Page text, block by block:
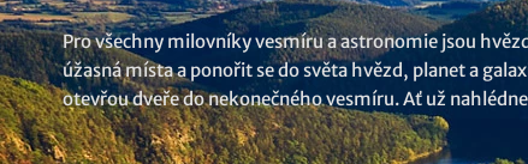
Pro všechny milovníky vesmíru a astronomie jsou
úžasná místa a ponořit se do světa hvězd, planet a
otevřou dveře do nekonečného vesmíru. Ať už
padat hvězdu nebo spozorujete letící komenetu či